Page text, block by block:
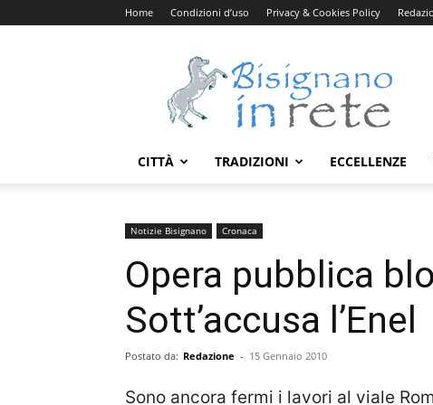
Home Condizioni d’uso Privacy & Cookies Policy
Bisignanoinrete.com
CITTÀ TRADIZIONI ECCELLENZE
Notizie Bisignano Cronaca
Opera pubblica
Sott’accusa l’Enel
Postato da: Redazione - 15 Gennaio 2010
Sono ancora fermi i lavori al viale